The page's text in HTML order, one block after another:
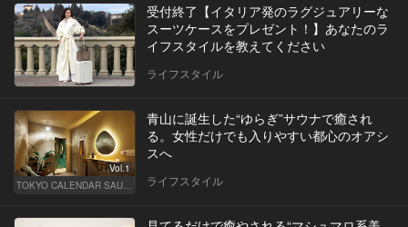
受付終了【イタリア発のラグジュアリーな
スーツケースをプレゼント！】あなたのラ
イフスタイルを教えてください
ライフスタイル
Vol.1
青山に誕生した“ゆらぎ”サウナで癒され
る。女性だけでも入りやすい都心のオアシ
スへ
ライフスタイル